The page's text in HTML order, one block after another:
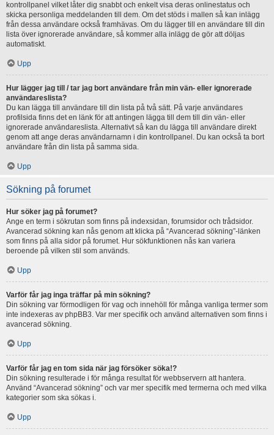
kontrollpanel vilket låter dig snabbt och enkelt visa deras onlinestatus och
skicka personliga meddelanden till dem. Om det stöds i mallen så kan inlägg
från dessa användare också framhävas. Om du lägger till en användare till din
lista över ignorerade användare, så kommer alla inlägg de gör att döljas
automatiskt.
Upp
Hur lägger jag till / tar jag bort användare från min vän- eller ignorerade
användareslista?
Du kan lägga till användare till din lista på två sätt. På varje användares
profilsida finns det en länk för att antingen lägga till dem till din vän- eller
ignorerade användareslista. Alternativt så kan du lägga till användare direkt
genom att ange deras användarnamn i din kontrollpanel. Du kan också ta bort
användare från din lista på samma sida.
Upp
Sökning på forumet
Hur söker jag på forumet?
Ange en term i sökrutan som finns på indexsidan, forumsidor och trådsidor.
Avancerad sökning kan nås genom att klicka på “Avancerad sökning”-länken
som finns på alla sidor på forumet. Hur sökfunktionen nås kan variera
beroende på vilken stil som används.
Upp
Varför får jag inga träffar på min sökning?
Din sökning var förmodligen för vag och innehöll för många vanliga termer som
inte indexeras av phpBB3. Var mer specifik och använd alternativen som finns i
avancerad sökning.
Upp
Varför får jag en tom sida när jag försöker söka!?
Din sökning resulterade i för många resultat för webbservern att hantera.
Använd “Avancerad sökning” och var mer specifik med termerna och med vilka
kategorier som ska sökas i.
Upp